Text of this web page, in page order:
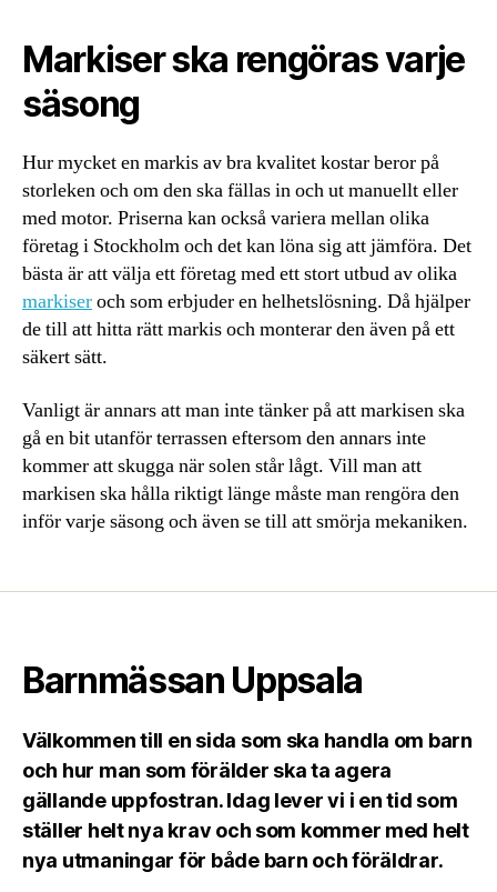
Markiser ska rengöras varje
säsong
Hur mycket en markis av bra kvalitet kostar beror på
storleken och om den ska fällas in och ut manuellt eller
med motor. Priserna kan också variera mellan olika
företag i Stockholm och det kan löna sig att jämföra. Det
bästa är att välja ett företag med ett stort utbud av olika
markiseroch som erbjuder en helhetslösning. Då hjälper
de till att hitta rätt markis och monterar den även på ett
säkert sätt.
Vanligt är annars att man inte tänker på att markisen ska
gå en bit utanför terrassen eftersom den annars inte
kommer att skugga när solen står lågt. Vill man att
markisen ska hålla riktigt länge måste man rengöra den
inför varje säsong och även se till att smörja mekaniken.
Barnmässan Uppsala
Välkommen till en sida som ska handla om barn
och hur man som förälder ska ta agera
gällande uppfostran. Idag lever vi i en tid som
ställer helt nya krav och som kommer med helt
nya utmaningar för både barn och föräldrar.